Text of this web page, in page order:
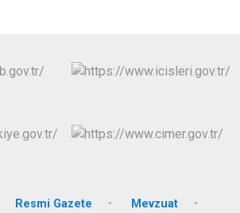
Resmi Gazete Mevzuat